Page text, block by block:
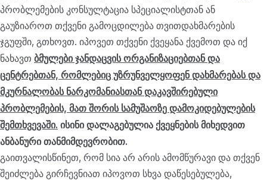
პრობლემების კონსულტაცია სპეციალისტთან ან
გაუზიაროთ თქვენი გამოცდილება თვითდახმარების
ჯგუფში, გთხოვთ. იპოვეთ თქვენი ქვეყანა ქვემოთ და იქ
ნახავთ ბმულები ჯანდაცვის ორგანიზაციებთან და
ცენტრებთან, რომლებიც უზრუნველყოფენ დახმარებას და
მკურნალობას ნარკომანიასთან დაკავშირებული
პრობლემების, მათ შორის სამუშაოზე დამოკიდებულების
შემთხვევაში. ისინი დალაგებულია ქვეყნების მიხედვით
ანბანური თანმიმდევრობით.
გაითვალისწინეთ, რომ სია არ არის ამომწურავი და თქვენ
შეიძლება გირჩევნიათ იპოვოთ სხვა დაწესებულება,